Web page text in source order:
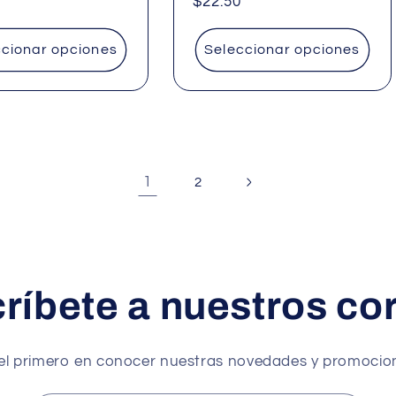
opciones Seleccionar opciones
1 2
a nuestros
primero en conocer nuestras novedades y